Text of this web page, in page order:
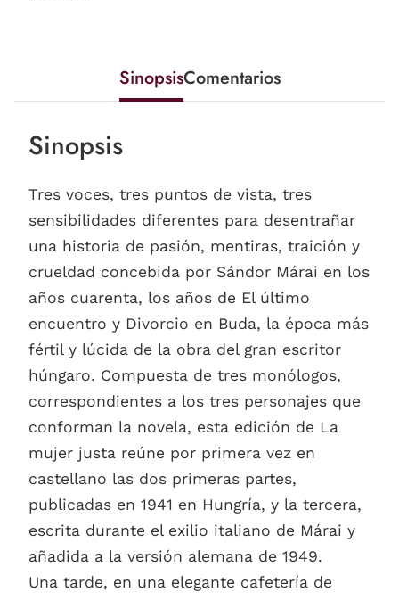
SinopsisComentarios
Sinopsis
Tres voces, tres puntos de vista, tres
sensibilidades diferentes para desentrañar
una historia de pasión, mentiras, traición y
crueldad concebida por Sándor Márai en los
años cuarenta, los años de El último
encuentro y Divorcio en Buda, la época más
fértil y lúcida de la obra del gran escritor
húngaro. Compuesta de tres monólogos,
correspondientes a los tres personajes que
conforman la novela, esta edición de La
mujer justa reúne por primera vez en
castellano las dos primeras partes,
publicadas en 1941 en Hungría, y la tercera,
escrita durante el exilio italiano de Márai y
añadida a la versión alemana de 1949.
Una tarde, en una elegante cafetería de